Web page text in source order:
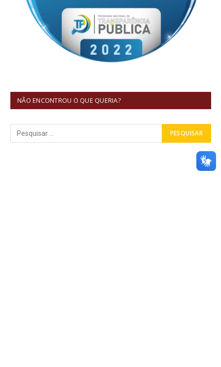
NÃO ENCONTROU O QUE QUERIA?